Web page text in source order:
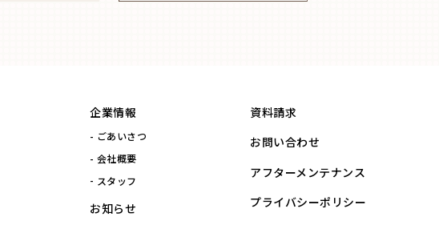
企業情報
ごあいさつ
会社概要
スタッフ
お知らせ
資料請求
お問い合わせ
アフターメンテナンス
プライバシーポリシー